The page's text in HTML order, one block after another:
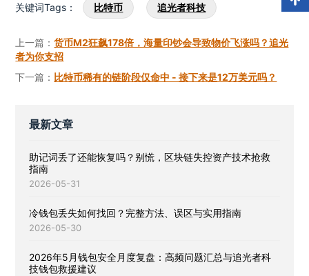
关键词Tags： 比特币 追光者科技
上一篇：货币M2狂飙178倍，海量印钞会导致物价飞涨吗？追光
者为你支招
下一篇： 比特币稀有的链阶段仅命中 - 接下来是12万美元吗？
最新文章
助记词丢了还能恢复吗？别慌，区块链失控资产技术抢救
指南
2026-05-31
冷钱包丢失如何找回？完整方法、误区与实用指南
2026-05-30
2026年5月钱包安全月度复盘：高频问题汇总与追光者科
技钱包救援建议